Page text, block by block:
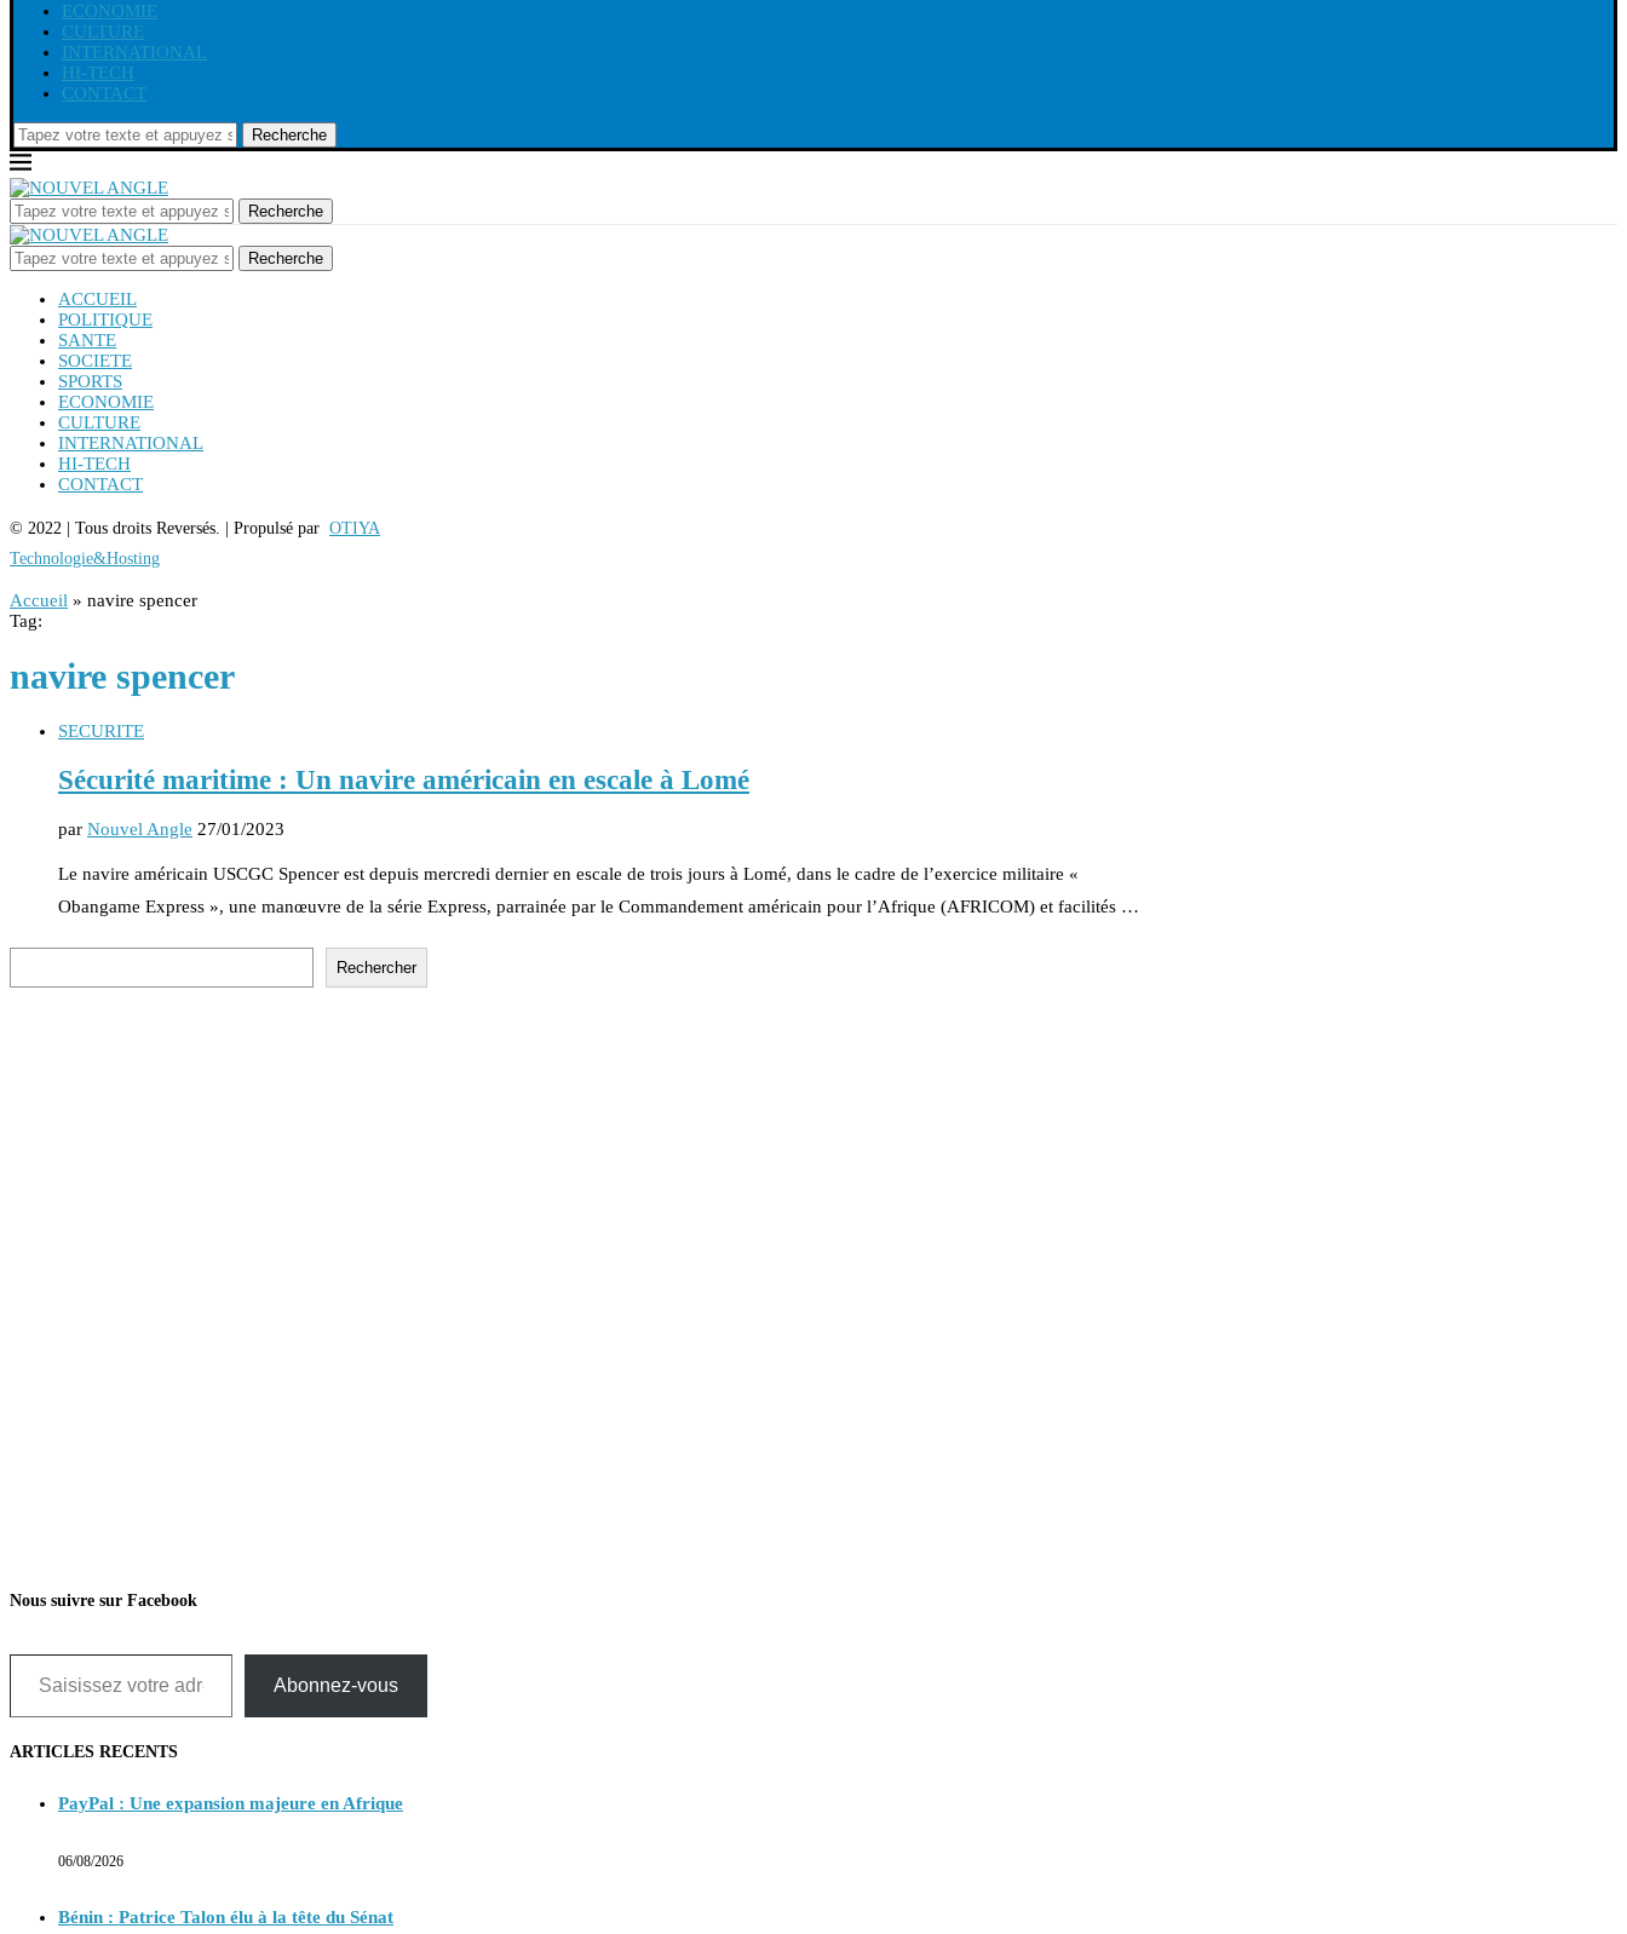
ECONOMIE
CULTURE
INTERNATIONAL
HI-TECH
CONTACT
Recherche
Recherche
Recherche
ACCUEIL
POLITIQUE
SANTE
SOCIETE
SPORTS
ECONOMIE
CULTURE
INTERNATIONAL
HI-TECH
CONTACT
© 2022 | Tous droits Reversés. | Propulsé par OTIYA
Technologie&Hosting
Accueil » navire spencer
Tag:
navire spencer
SECURITE
Sécurité maritime : Un navire américain en escale à Lomé
par Nouvel Angle 27/01/2023
Le navire américain USCGC Spencer est depuis mercredi dernier en escale de trois jours à Lomé, dans le cadre de l’exercice militaire «
Obangame Express », une manœuvre de la série Express, parrainée par le Commandement américain pour l’Afrique (AFRICOM) et facilités …
Rechercher
Rechercher
Nous suivre sur Facebook
Saisissez votre adresse e-mail…
Abonnez-vous
ARTICLES RECENTS
PayPal : Une expansion majeure en Afrique
06/08/2026
Bénin : Patrice Talon élu à la tête du Sénat